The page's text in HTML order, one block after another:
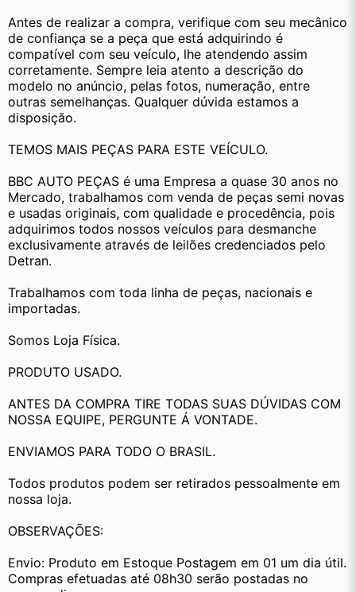
Antes de realizar a compra, verifique com seu mecânico
de confiança se a peça que está adquirindo é
compatível com seu veículo, lhe atendendo assim
corretamente. Sempre leia atento a descrição do
modelo no anúncio, pelas fotos, numeração, entre
outras semelhanças. Qualquer dúvida estamos a
disposição.
TEMOS MAIS PEÇAS PARA ESTE VEÍCULO.
BBC AUTO PEÇAS é uma Empresa a quase 30 anos no
Mercado, trabalhamos com venda de peças semi novas
e usadas originais, com qualidade e procedência, pois
adquirimos todos nossos veículos para desmanche
exclusivamente através de leilões credenciados pelo
Detran.
Trabalhamos com toda linha de peças, nacionais e
importadas.
Somos Loja Física.
PRODUTO USADO.
ANTES DA COMPRA TIRE TODAS SUAS DÚVIDAS COM
NOSSA EQUIPE, PERGUNTE Á VONTADE.
ENVIAMOS PARA TODO O BRASIL.
Todos produtos podem ser retirados pessoalmente em
nossa loja.
OBSERVAÇÕES:
Envio: Produto em Estoque Postagem em 01 um dia útil.
Compras efetuadas até 08h30 serão postadas no